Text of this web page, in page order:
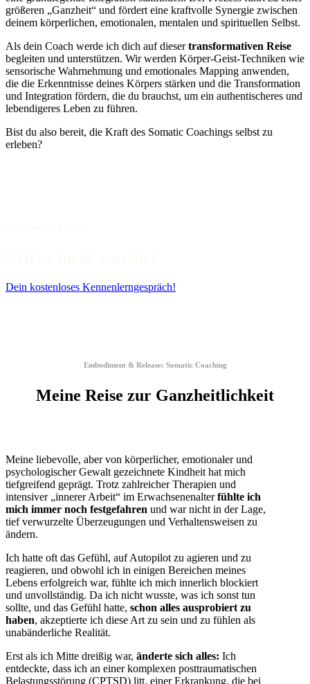
größeren „Ganzheit“ und fördert eine kraftvolle Synergie zwischen
deinem körperlichen, emotionalen, mentalen und spirituellen Selbst.
Als dein Coach werde ich dich auf diesertransformativen Reise
begleiten und unterstützen. Wir werden Körper-Geist-Techniken wie
sensorische Wahrnehmung und emotionales Mapping anwenden,
die die Erkenntnisse deines Körpers stärken und die Transformation
und Integration fördern, die du brauchst, um ein authentischeres und
lebendigeres Leben zu führen.
Bist du also bereit, die Kraft des Somatic Coachings selbst zu
erleben?
Dein kostenloses Kennenlerngespräch!
Embodiment & Release: Somatic Coaching
Meine Reise zur Ganzheitlichkeit
Meine liebevolle, aber von körperlicher, emotionaler und
psychologischer Gewalt gezeichnete Kindheit hat mich
tiefgreifend geprägt. Trotz zahlreicher Therapien und
intensiver „innerer Arbeit“ im Erwachsenenalterfühlte ich
mich immer noch festgefahren und war nicht in der Lage,
tief verwurzelte Überzeugungen und Verhaltensweisen zu
ändern.
Ich hatte oft das Gefühl, auf Autopilot zu agieren und zu
reagieren, und obwohl ich in einigen Bereichen meines
Lebens erfolgreich war, fühlte ich mich innerlich blockiert
und unvollständig. Da ich nicht wusste, was ich sonst tun
sollte, und das Gefühl hatte, schon alles ausprobiert zu
haben, akzeptierte ich diese Art zu sein und zu fühlen als
unabänderliche Realität.
Erst als ich Mitte dreißig war, änderte sich alles: Ich
entdeckte, dass ich an einer komplexen posttraumatischen
Belastungsstörung (CPTSD) litt, einer Erkrankung, die bei